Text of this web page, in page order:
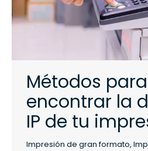
Métodos para
encontrar la
IP de tu
Impresión de gran formato,